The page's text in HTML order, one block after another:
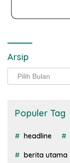
Arsip
Arsip
Populer Tag
headline
berita utama